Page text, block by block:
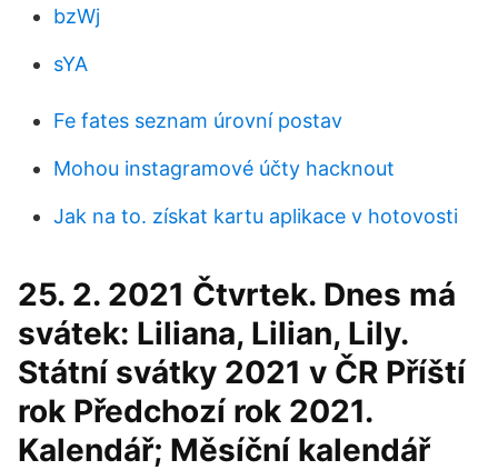
bzWj
sYA
Fe fates seznam úrovní postav
Mohou instagramové účty hacknout
Jak na to. získat kartu aplikace v hotovosti
25. 2. 2021 Čtvrtek. Dnes má
svátek: Liliana, Lilian, Lily.
Státní svátky 2021 v ČR Příští
rok Předchozí rok 2021.
Kalendář; Měsíční kalendář